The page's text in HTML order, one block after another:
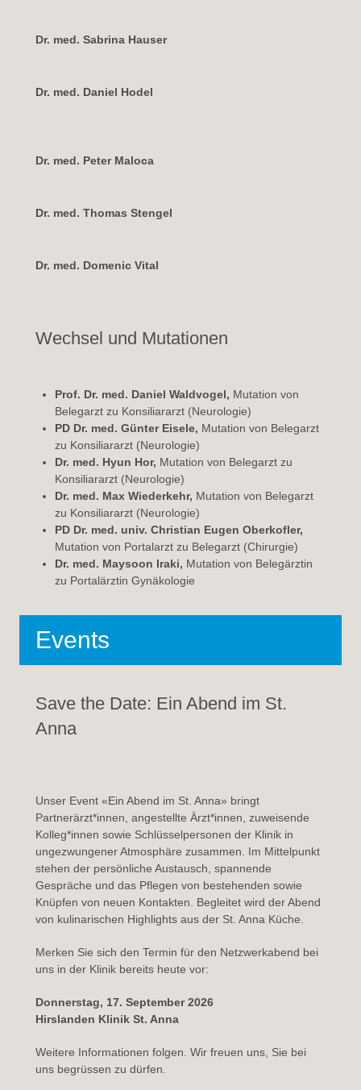
Dr. med. Sabrina Hauser
Dr. med. Daniel Hodel
Dr. med. Peter Maloca
Dr. med. Thomas Stengel
Dr. med. Domenic Vital
Wechsel und Mutationen
Prof. Dr. med. Daniel Waldvogel, Mutation von
Belegarzt zu Konsiliararzt (Neurologie)
PD Dr. med. Günter Eisele, Mutation von Belegarzt
zu Konsiliararzt (Neurologie)
Dr. med. Hyun Hor, Mutation von Belegarzt zu
Konsiliararzt (Neurologie)
Dr. med. Max Wiederkehr, Mutation von Belegarzt
zu Konsiliararzt (Neurologie)
PD Dr. med. univ. Christian Eugen Oberkofler,
Mutation von Portalarzt zu Belegarzt (Chirurgie)
Dr. med. Maysoon Iraki, Mutation von Belegärztin
zu Portalärztin Gynäkologie
Events
Save the Date: Ein Abend im St.
Anna
Unser Event «Ein Abend im St. Anna» bringt
Partnerärzt*innen, angestellte Ärzt*innen, zuweisende
Kolleg*innen sowie Schlüsselpersonen der Klinik in
ungezwungener Atmosphäre zusammen. Im Mittelpunkt
stehen der persönliche Austausch, spannende
Gespräche und das Pflegen von bestehenden sowie
Knüpfen von neuen Kontakten. Begleitet wird der Abend
von kulinarischen Highlights aus der St. Anna Küche.
Merken Sie sich den Termin für den Netzwerkabend bei
uns in der Klinik bereits heute vor:
Donnerstag, 17. September 2026
Hirslanden Klinik St. Anna
Weitere Informationen folgen. Wir freuen uns, Sie bei
uns begrüssen zu dürfen.